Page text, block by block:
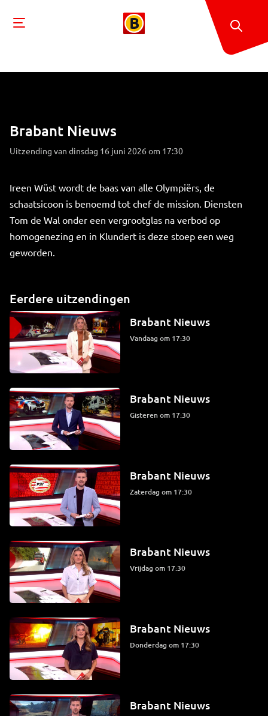
Brabant Nieuws
Uitzending van dinsdag 16 juni 2026 om 17:30
Ireen Wüst wordt de baas van alle Olympiërs, de
schaatsicoon is benoemd tot chef de mission. Diensten
Tom de Wal onder een vergrootglas na verbod op
homogenezing en in Klundert is deze stoep een weg
geworden.
Eerdere uitzendingen
Brabant Nieuws
Vandaag om 17:30
Brabant Nieuws
Gisteren om 17:30
Brabant Nieuws
zaterdag om 17:30
Brabant Nieuws
vrijdag om 17:30
Brabant Nieuws
donderdag om 17:30
Brabant Nieuws